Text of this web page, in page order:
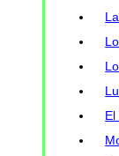
El